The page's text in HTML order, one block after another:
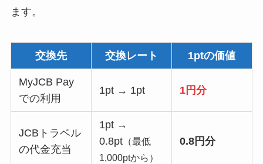
ます。
交換先 交換レート 1ptの価値
MyJCB Pay
での利用
1pt → 1pt 1円分
JCBトラベル
の代金充当
1pt →
0.8pt （最低
1,000ptから）
0.8円分